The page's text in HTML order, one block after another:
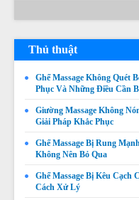
Thủ thuật
Ghế Massage Không Quét
Phục Và Những Điều Cần
Giường Massage Không
Giải Pháp Khắc Phục
Ghế Massage Bị Rung
Không Nên Bỏ Qua
Ghế Massage Bị Kêu Cạch
Cách Xử Lý
Ghế Massage Không